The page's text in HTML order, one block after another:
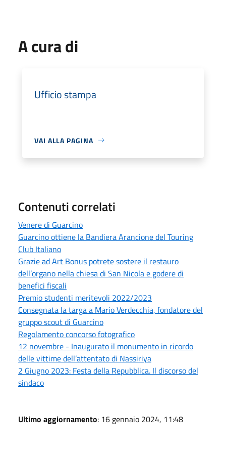
A cura di
Ufficio stampa
VAI ALLA PAGINA
Contenuti correlati
Venere di Guarcino
Guarcino ottiene la Bandiera Arancione del Touring
Club Italiano
Grazie ad Art Bonus potrete sostere il restauro
dell’organo nella chiesa di San Nicola e godere di
benefici fiscali
Premio studenti meritevoli 2022/2023
Consegnata la targa a Mario Verdecchia, fondatore del
gruppo scout di Guarcino
Regolamento concorso fotografico
12 novembre - Inaugurato il monumento in ricordo
delle vittime dell’attentato di Nassiriya
2 Giugno 2023: Festa della Repubblica. Il discorso del
sindaco
Ultimo aggiornamento: 16 gennaio 2024, 11:48